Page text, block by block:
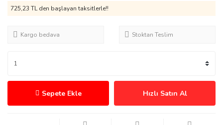
725,23 TL den başlayan taksitlerle!!
Kargo bedava Stoktan Teslim
Sepete Ekle Hızlı Satın Al